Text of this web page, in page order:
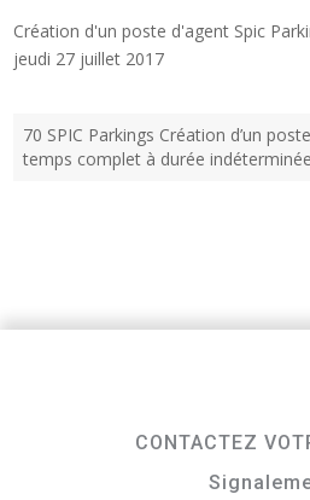
Création d'un poste d'agent Spic
jeudi 27 juillet 2017
70 SPIC Parkings Création d’un
temps complet à durée
CONTACTEZ